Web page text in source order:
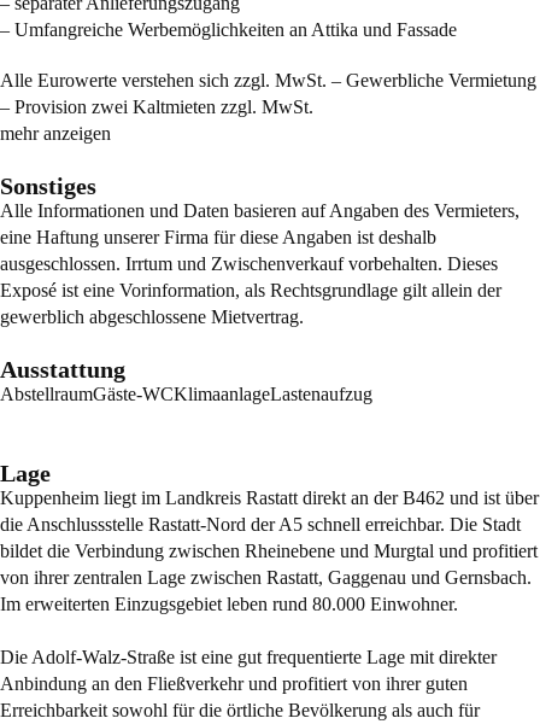
– Umfangreiche Werbemöglichkeiten an Attika und Fassade
Alle Eurowerte verstehen sich zzgl. MwSt. – Gewerbliche Vermietung
– Provision zwei Kaltmieten zzgl. MwSt.
mehr anzeigen
Sonstiges
Alle Informationen und Daten basieren auf Angaben des Vermieters,
eine Haftung unserer Firma für diese Angaben ist deshalb
ausgeschlossen. Irrtum und Zwischenverkauf vorbehalten. Dieses
Exposé ist eine Vorinformation, als Rechtsgrundlage gilt allein der
gewerblich abgeschlossene Mietvertrag.
Ausstattung
AbstellraumGäste-WCKlimaanlageLastenaufzug
Lage
Kuppenheim liegt im Landkreis Rastatt direkt an der B462 und ist über
die Anschlussstelle Rastatt-Nord der A5 schnell erreichbar. Die Stadt
bildet die Verbindung zwischen Rheinebene und Murgtal und profitiert
von ihrer zentralen Lage zwischen Rastatt, Gaggenau und Gernsbach.
Im erweiterten Einzugsgebiet leben rund 80.000 Einwohner.
Die Adolf-Walz-Straße ist eine gut frequentierte Lage mit direkter
Anbindung an den Fließverkehr und profitiert von ihrer guten
Erreichbarkeit sowohl für die örtliche Bevölkerung als auch für